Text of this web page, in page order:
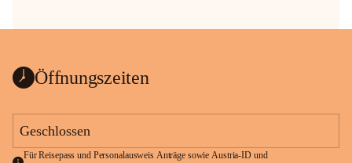
Öffnungszeiten
Geschlossen
Für Reisepass und Personalausweis Anträge sowie Austria-ID und